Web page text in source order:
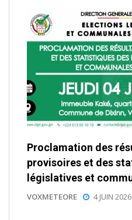
Proclamation des
provisoires et des
législatives et
VOXMETEORE 4 JUIN 2026